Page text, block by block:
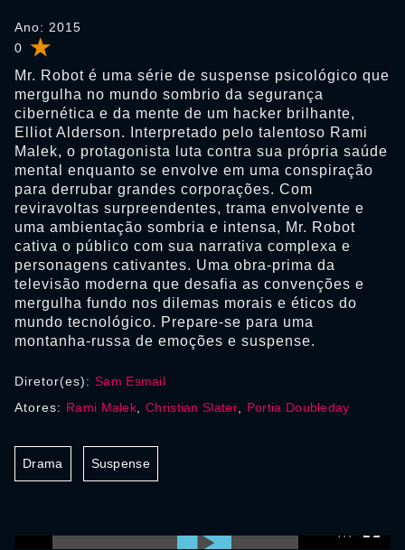
0
Ano: 2015
Mr. Robot é uma série de suspense psicológico que
mergulha no mundo sombrio da segurança
cibernética e da mente de um hacker brilhante,
Elliot Alderson. Interpretado pelo talentoso Rami
Malek, o protagonista luta contra sua própria saúde
mental enquanto se envolve em uma conspiração
para derrubar grandes corporações. Com
reviravoltas surpreendentes, trama envolvente e
uma ambientação sombria e intensa, Mr. Robot
cativa o público com sua narrativa complexa e
personagens cativantes. Uma obra-prima da
televisão moderna que desafia as convenções e
mergulha fundo nos dilemas morais e éticos do
mundo tecnológico. Prepare-se para uma
montanha-russa de emoções e suspense.
Diretor(es): Sam Esmail
Atores: Rami Malek Christian Slater, Portia Doubleday
Drama Suspense